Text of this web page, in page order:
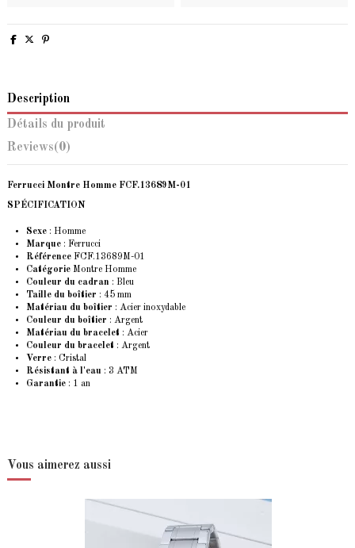
Description
Détails du produit
Reviews(0)
Ferrucci Montre Homme FCF.13689M-01
SPÉCIFICATION
Sexe : Homme
Marque : Ferrucci
Référence FCF.13689M-01
Catégorie Montre Homme
Couleur du cadran : Bleu
Taille du boîtier : 45 mm
Matériau du boîtier : Acier inoxydable
Couleur du boîtier : Argent
Matériau du bracelet : Acier
Couleur du bracelet : Argent
Verre : Cristal
Résistant à l'eau : 3 ATM
Garantie : 1 an
Vous aimerez aussi